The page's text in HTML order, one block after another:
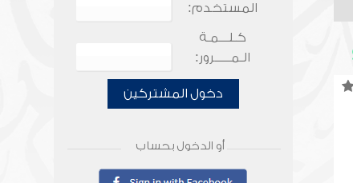
المستخدم:
كـلـــمـة
الـمـــــرور:
دخول المشتركين
أو الدخول بحساب